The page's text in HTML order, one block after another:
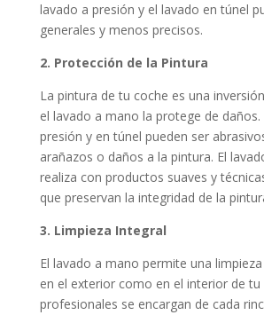
lavado a presión y el lavado en túnel
generales y menos precisos.
2. Protección de la Pintura
La pintura de tu coche es una
el lavado a mano la protege de
presión y en túnel pueden ser
arañazos o daños a la pintura. El
realiza con productos suaves y
que preservan la integridad de la
3. Limpieza Integral
El lavado a mano permite una
en el exterior como en el interior de tu
profesionales se encargan de cada